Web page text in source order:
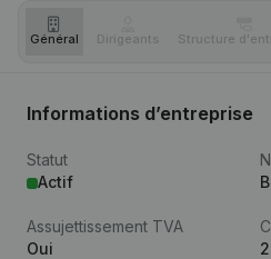
Général Dirigeants Structure
Informations d’entreprise
Statut
Actif
Assujettissement TVA
Oui